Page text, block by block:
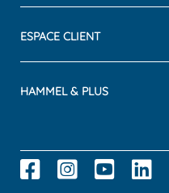
ESPACE CLIENT
HAMMEL & PLUS